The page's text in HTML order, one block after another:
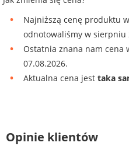
Najniższą cenę produktu
odnotowaliśmy w sierpniu
Ostatnia znana nam cena
07.08.2026.
Aktualna cena jest taka
Opinie klientów